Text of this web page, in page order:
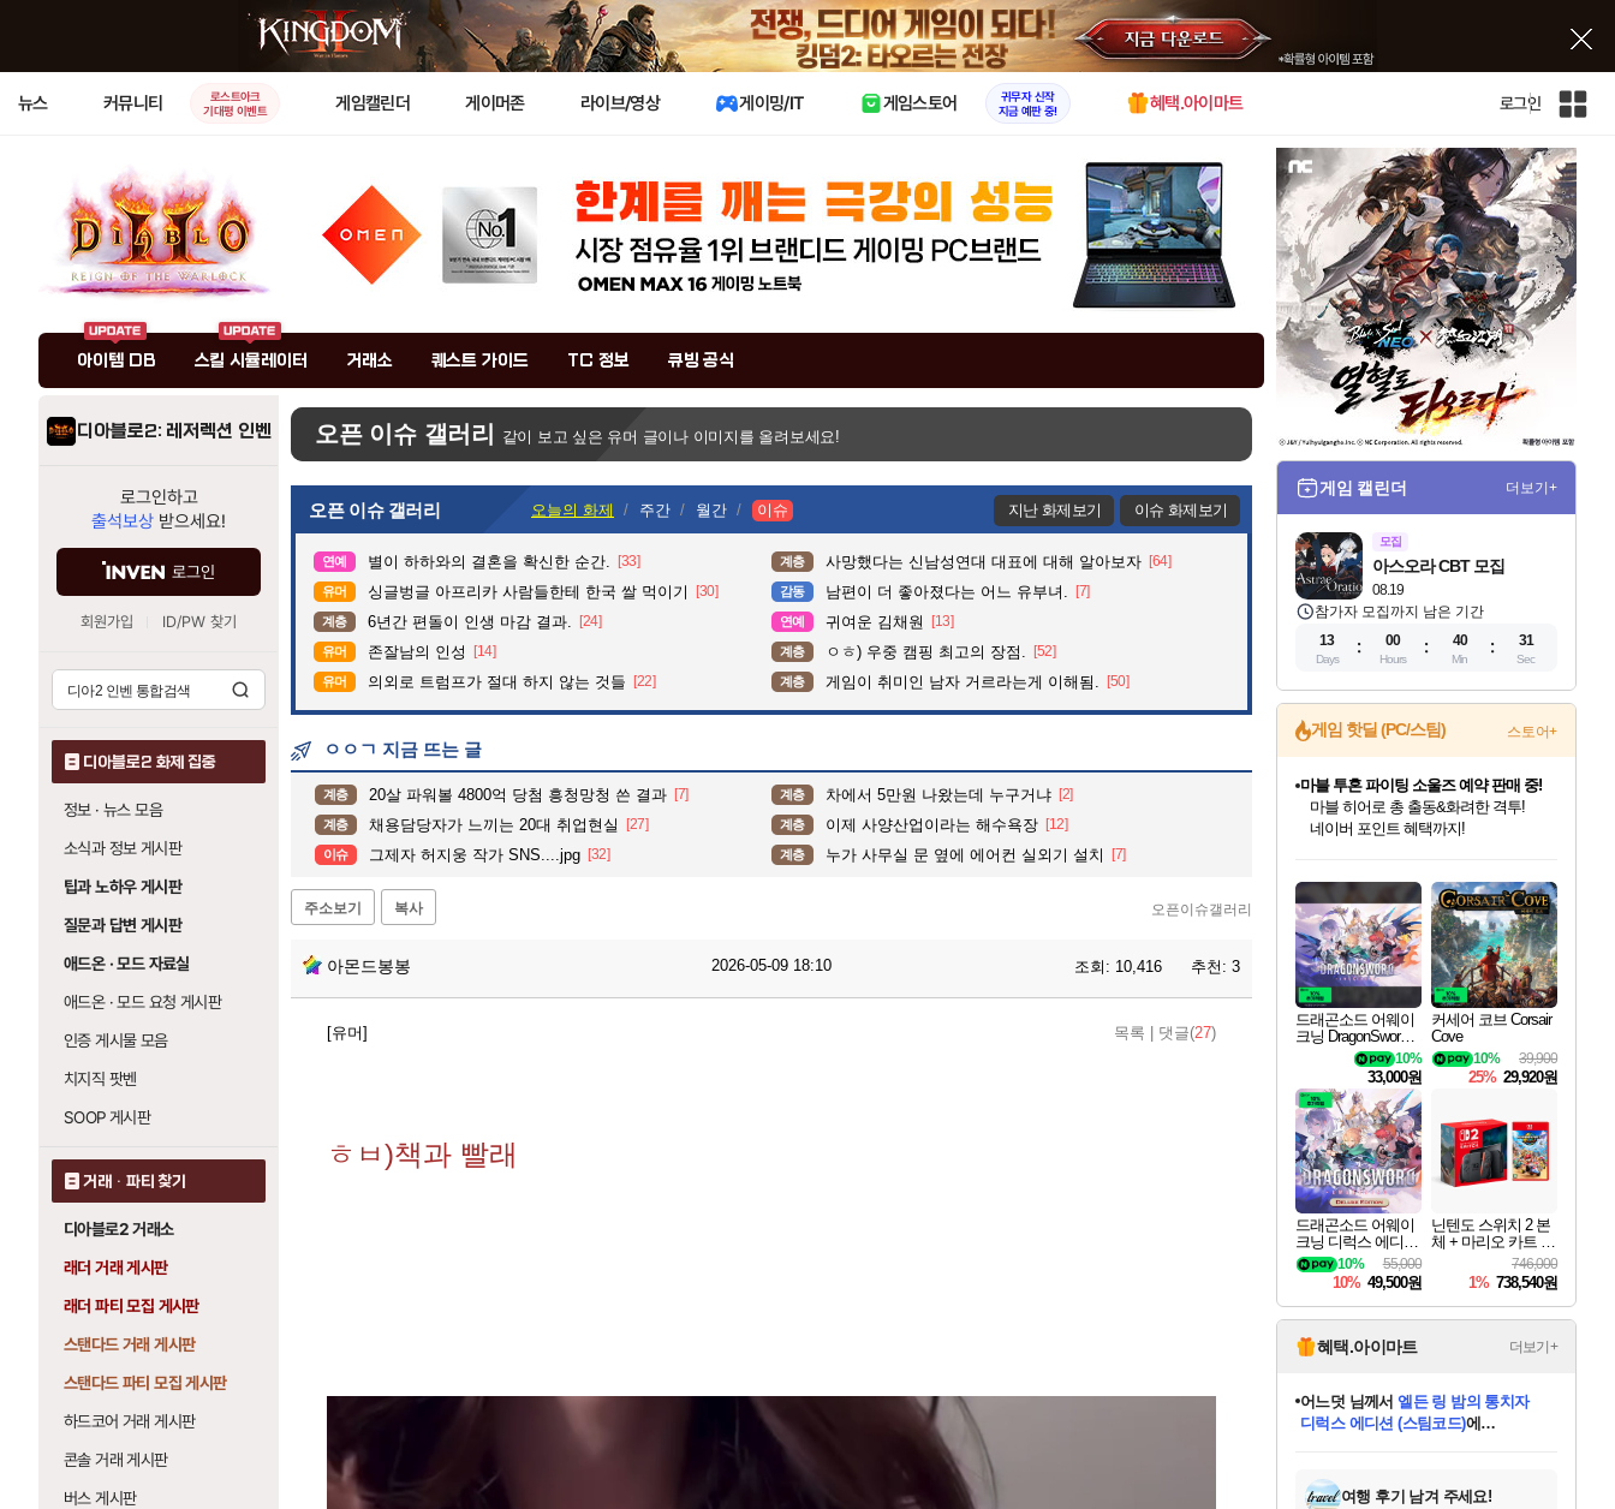
X
뉴스 커뮤니티
로스트아크
기대평 이벤트
게임캘린더 게이머존 라이브/영상 게이밍/IT 게임스토어
귀무자 신작
지금 예판 중!
혜택.아이마트 로그인
인
전
체
사
이
트
아이템 DB 스킬 시뮬레이터 거래소 퀘스트 가이드 TC 정보 큐빙 공식
디아블로2: 레저렉션 인벤
로그인하고
출석보상 받으세요!
로그인
회원가입 ID/PW 찾기
디아블로2 화제 집중
정보 · 뉴스 모음
소식과 정보 게시판
팁과 노하우 게시판
질문과 답변 게시판
애드온 · 모드 자료실
애드온 · 모드 요청 게시판
인증 게시물 모음
치지직 팟벤
SOOP 게시판
거래 · 파티 찾기
디아블로2 거래소
래더 거래 게시판
래더 파티 모집 게시판
스탠다드 거래 게시판
스탠다드 파티 모집 게시판
하드코어 거래 게시판
콘솔 거래 게시판
버스 게시판
오픈 이슈 갤러리 같이 보고 싶은 유머 글이나 이미지를 올려보세요!
오픈 이슈 갤러리 오늘의 화제 주간 월간 이슈 지난 화제보기 이슈 화제보기
연예 별이 하하와의 결혼을 확신한 순간. [33] 계층 사망했다는 신남성연대 대표에 대해 알아보자 [64]
유머 싱글벙글 아프리카 사람들한테 한국 쌀 먹이기 [30] 감동 남편이 더 좋아졌다는 어느 유부녀. [7]
계층 6년간 편돌이 인생 마감 결과. [24] 연예 귀여운 김채원 [13]
유머 존잘남의 인성 [14] 계층 ㅇㅎ) 우중 캠핑 최고의 장점. [52]
유머 의외로 트럼프가 절대 하지 않는 것들 [22] 계층 게임이 취미인 남자 거르라는게 이해됨. [50]
ㅇㅇㄱ 지금 뜨는 글
계층 20살 파워볼 4800억 당첨 흥청망청 쓴 결과 [7] 계층 차에서 5만원 나왔는데 누구거냐 [2]
계층 채용담당자가 느끼는 20대 취업현실 [27] 계층 이제 사양산업이라는 해수욕장 [12]
이슈 그제자 허지웅 작가 SNS....jpg [32] 계층 누가 사무실 문 옆에 에어컨 실외기 설치 [7]
주소보기 복사 오픈이슈갤러리
아몬드봉봉 2026-05-09 18:10 조회: 10,416 추천: 3
[유머] 목록 댓글(27)
ㅎㅂ)책과 빨래
게임 캘린더 더보기+
모집
08.19
아스오라 CBT 모집
참가자 모집까지 남은 기간
13
Days
00
Hours
40
Min
26
Sec
게임 핫딜 (PC/스팀) 스토어+
네이버혜택과 함께 만나보세요!
50%할인&추가 적립까지!
이니&베니 혜택까지!
네이버 혜택가와 함께 예약하세요!
할인&네이버혜택으로 만나보세요!
네이버페이 혜택과 만나보세요!
40주년 프로모션으로 만나보세요!
네이버 포인트 혜택까지!
캡콤 프렌차이즈 할인 진행 중!
캡콤 일부 상품 상시 할인
몬헌 와일즈 & 드래곤즈 도그마2
일부 에디션 상시 할인!
혜택으로 예약 판매 중
편안하게 충전하세요
드래곤소드 어웨이
크닝 DragonSword A
10%
33,000원
커세어 코브 Corsair
Cove
39,900
10%
25% 29,920원
드래곤소드 어웨이
크닝 디럭스 에디션
DragonSword Awake
ning Deluxe Edition
55,000
10%
10% 49,500원
닌텐도 스위치 2 본
체 + 마리오 카트 월
746,000
1% 738,540원
혜택.아이마트 더보기+
당첨되셨습니다.
당첨되셨습니다.
당첨되셨습니다.
동작그만님께서 (본편포함) 데이브 더
다이버 인 더 정글 번들 (스팀코드)
에디션 (스팀코드) 를 교환.
당첨되셨습니다.
당첨되셨습니다.
당첨되셨습니다.
당첨되셨습니다.
여행 후기 남겨 주세요!